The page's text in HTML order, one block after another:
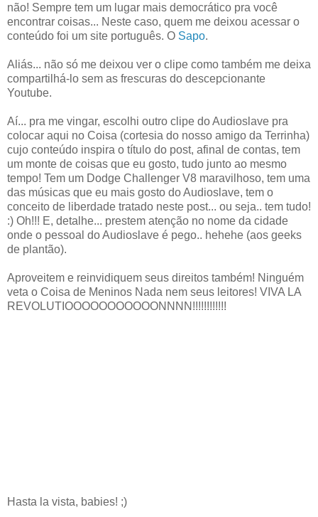
não! Sempre tem um lugar mais democrático pra você
encontrar coisas... Neste caso, quem me deixou acessar o
conteúdo foi um site português. O Sapo.
Aliás... não só me deixou ver o clipe como também me deixa
compartilhá-lo sem as frescuras do descepcionante
Youtube.
Aí... pra me vingar, escolhi outro clipe do Audioslave pra
colocar aqui no Coisa (cortesia do nosso amigo da Terrinha)
cujo conteúdo inspira o título do post, afinal de contas, tem
um monte de coisas que eu gosto, tudo junto ao mesmo
tempo! Tem um Dodge Challenger V8 maravilhoso, tem uma
das músicas que eu mais gosto do Audioslave, tem o
conceito de liberdade tratado neste post... ou seja.. tem tudo!
:) Oh!!! E, detalhe... prestem atenção no nome da cidade
onde o pessoal do Audioslave é pego.. hehehe (aos geeks
de plantão).
Aproveitem e reinvidiquem seus direitos também! Ninguém
veta o Coisa de Meninos Nada nem seus leitores! VIVA LA
REVOLUTIOOOOOOOOOOONNNN!!!!!!!!!!!!
Hasta la vista, babies! ;)